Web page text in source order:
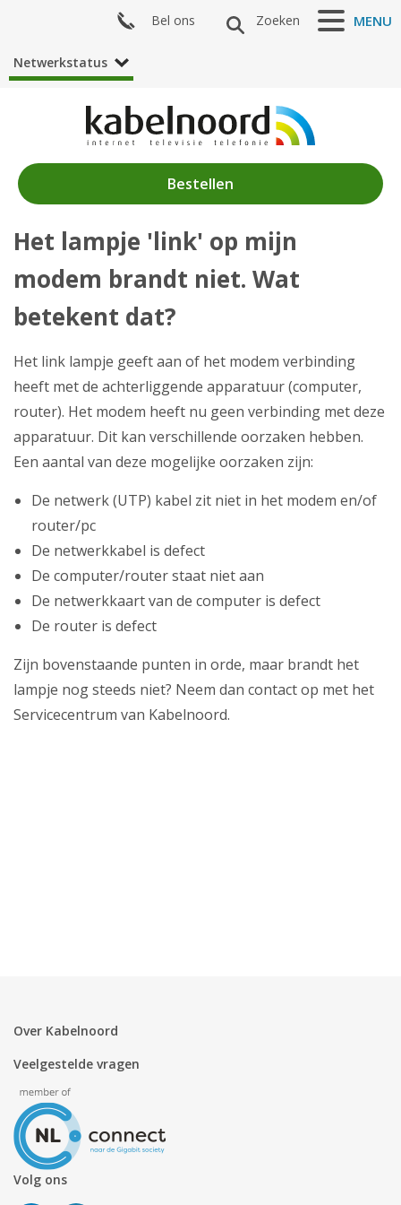
Nieuws
Producten
Klantenservice
Mijn Kabelnoord
Zakelijk
Mijn webmail
Bestellen
MENU
Zoeken
Bel ons
Netwerkstatus
Het lampje 'link' op mijn
modem brandt niet. Wat
betekent dat?
Het link lampje geeft aan of het modem verbinding
heeft met de achterliggende apparatuur (computer,
router). Het modem heeft nu geen verbinding met deze
apparatuur. Dit kan verschillende oorzaken hebben.
Een aantal van deze mogelijke oorzaken zijn:
De netwerk (UTP) kabel zit niet in het modem en/of
router/pc
De netwerkkabel is defect
De computer/router staat niet aan
De netwerkkaart van de computer is defect
De router is defect
Zijn bovenstaande punten in orde, maar brandt het
lampje nog steeds niet? Neem dan contact op met het
Servicecentrum van Kabelnoord.
Over Kabelnoord
Veelgestelde vragen
Volg ons